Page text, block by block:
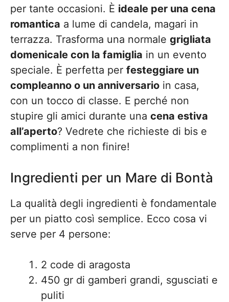
per tante occasioni. È ideale per una cena
romantica a lume di candela, magari in
terrazza. Trasforma una normale grigliata
domenicale con la famiglia in un evento
speciale. È perfetta per festeggiare un
compleanno o un anniversario in casa,
con un tocco di classe. E perché non
stupire gli amici durante una cena estiva
all’aperto? Vedrete che richieste di bis e
complimenti a non finire!
Ingredienti per un Mare di Bontà
La qualità degli ingredienti è fondamentale
per un piatto così semplice. Ecco cosa vi
serve per 4 persone:
2 code di aragosta
450 gr di gamberi grandi, sgusciati e
puliti